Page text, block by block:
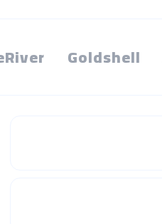
Goldshell